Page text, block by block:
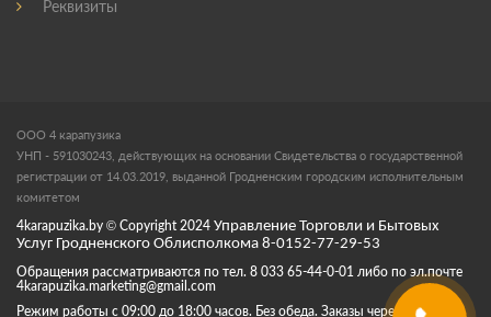
Реквизиты
ООО 4 карапузика
УНП - 591030243, действующих на основании Свидетельства о государственной
регистрации от 14.03.2019, выданной Гродненским городским исполнительным
комитетом
4karapuzika.by © Copyright 2024 Управление Торговли и Бытовых
Услуг Гродненского Облисполкома 8-0152-77-29-53
Обращения рассматриваются по тел. 8 033 65-44-0-01 либо по эл.почте
4karapuzika.marketing@gmail.com
Режим работы с 09:00 до 18:00 часов. Без обеда. Заказы через корзину